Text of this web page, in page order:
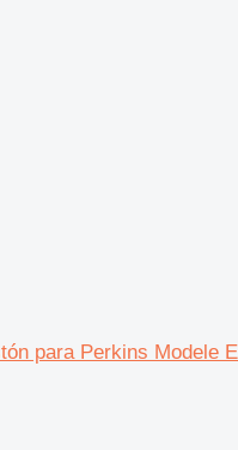
para Perkins Modele